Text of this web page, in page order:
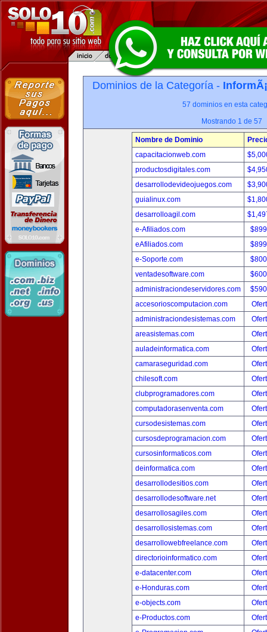
Dominios de la Categoría -
57 dominios en esta
Mostrando 1 de 57
Nombre de Dominio
capacitacionweb.com
productosdigitales.com
desarrollodevideojuegos.com
guialinux.com
desarrolloagil.com
e-Afiliados.com
eAfiliados.com
e-Soporte.com
ventadesoftware.com
administraciondeservidores.com
accesorioscomputacion.com
administraciondesistemas.com
areasistemas.com
auladeinformatica.com
camaraseguridad.com
chilesoft.com
clubprogramadores.com
computadorasenventa.com
cursodesistemas.com
cursosdeprogramacion.com
cursosinformaticos.com
deinformatica.com
desarrollodesitios.com
desarrollodesoftware.net
desarrollosagiles.com
desarrollosistemas.com
desarrollowebfreelance.com
directorioinformatico.com
e-datacenter.com
e-Honduras.com
e-objects.com
e-Productos.com